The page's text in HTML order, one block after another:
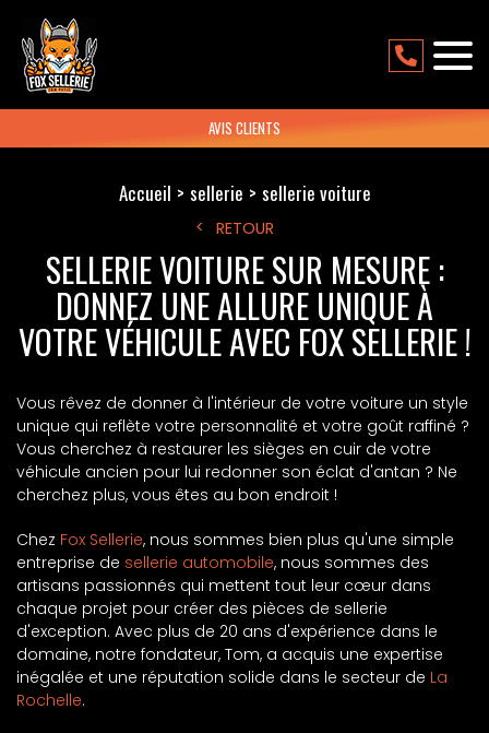
AVIS CLIENTS
Accueil sellerie sellerie voiture
RETOUR
SELLERIE VOITURE SUR MESURE :
DONNEZ UNE ALLURE UNIQUE À
VOTRE VÉHICULE AVEC FOX SELLERIE !
Vous rêvez de donner à l'intérieur de votre voiture un style
unique qui reflète votre personnalité et votre goût raffiné ?
Vous cherchez à restaurer les sièges en cuir de votre
véhicule ancien pour lui redonner son éclat d'antan ? Ne
cherchez plus, vous êtes au bon endroit !
Chez Fox Sellerie, nous sommes bien plus qu'une simple
entreprise de sellerie automobile, nous sommes des
artisans passionnés qui mettent tout leur cœur dans
chaque projet pour créer des pièces de sellerie
d'exception. Avec plus de 20 ans d'expérience dans le
domaine, notre fondateur, Tom, a acquis une expertise
inégalée et une réputation solide dans le secteur de La
Rochelle.